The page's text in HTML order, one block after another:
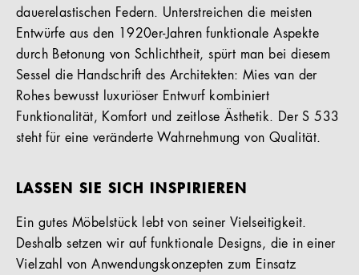
dauerelastischen Federn. Unterstreichen die meisten
Entwürfe aus den 1920er-Jahren funktionale Aspekte
durch Betonung von Schlichtheit, spürt man bei diesem
Sessel die Handschrift des Architekten: Mies van der
Rohes bewusst luxuriöser Entwurf kombiniert
Funktionalität, Komfort und zeitlose Ästhetik. Der S 533
steht für eine veränderte Wahrnehmung von Qualität.
LASSEN SIE SICH INSPIRIEREN
Ein gutes Möbelstück lebt von seiner Vielseitigkeit.
Deshalb setzen wir auf funktionale Designs, die in einer
Vielzahl von Anwendungskonzepten zum Einsatz